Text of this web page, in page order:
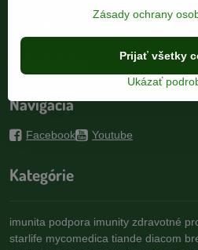
Navigácia
Facebook Youtube
Kategórie
imunita podpora imunity zdravotné
starlife mycomedica tiande diacom
Zásady ochrany
Ukázať
Prijať všetky